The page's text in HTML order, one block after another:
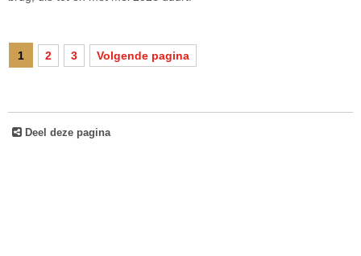
1 2 3 Volgende pagina
Deel deze pagina